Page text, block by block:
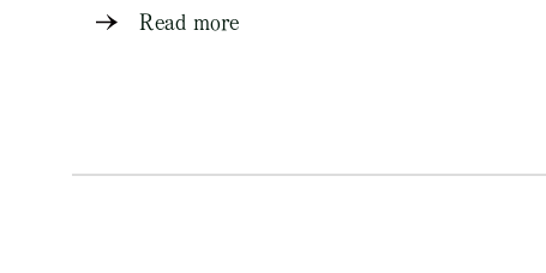
Read more